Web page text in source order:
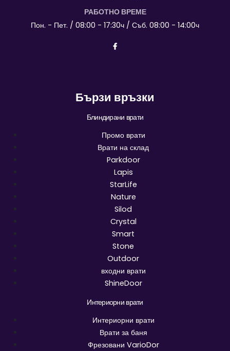
РАБОТНО ВРЕМЕ
Пон. - Пет. / 08:00 - 17:30ч / Съб. 08:00 - 14:00ч
Бързи връзки
Блиндирани врати
Промо врати
Врати на склад
Parkdoor
Lapis
StarLife
Nature
Silod
Crystal
Smart
Stone
Outdoor
входни врати
ShineDoor
Интериорни врати
Интериорни врати
Врати за баня
Фрезовани VarioDor